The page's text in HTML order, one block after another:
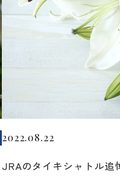
2022.08.22
JRAのタイキシャトル追